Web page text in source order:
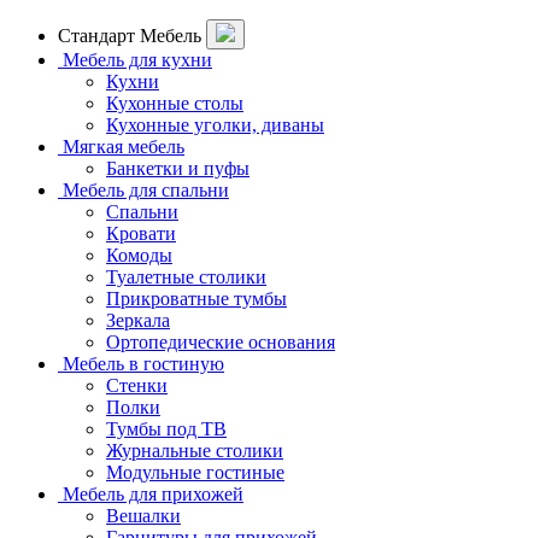
Стандарт Мебель
Мебель для кухни
Кухни
Кухонные столы
Кухонные уголки, диваны
Мягкая мебель
Банкетки и пуфы
Мебель для спальни
Спальни
Кровати
Комоды
Туалетные столики
Прикроватные тумбы
Зеркала
Ортопедические основания
Мебель в гостиную
Стенки
Полки
Тумбы под ТВ
Журнальные столики
Модульные гостиные
Мебель для прихожей
Вешалки